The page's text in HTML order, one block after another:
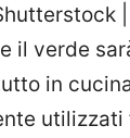
il verde
in
utilizzati